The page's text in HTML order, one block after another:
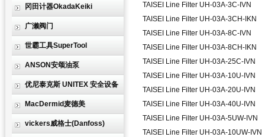
冈田计器OkadaKeiki
广濑阀门
世霸工具SuperTool
ANSON安颂油泵
优尼泰克斯 UNITEX 安全设备
MacDermid麦德美
vickers威格士(Danfoss)
TAISEI Line Filter UH-03A-3C-IVN
TAISEI Line Filter UH-03A-3CH-IKN
TAISEI Line Filter UH-03A-8C-IVN
TAISEI Line Filter UH-03A-8CH-IKN
TAISEI Line Filter UH-03A-25C-IVN
TAISEI Line Filter UH-03A-10U-IVN
TAISEI Line Filter UH-03A-20U-IVN
TAISEI Line Filter UH-03A-40U-IVN
TAISEI Line Filter UH-03A-5UW-IVN
TAISEI Line Filter UH-03A-10UW-IVN